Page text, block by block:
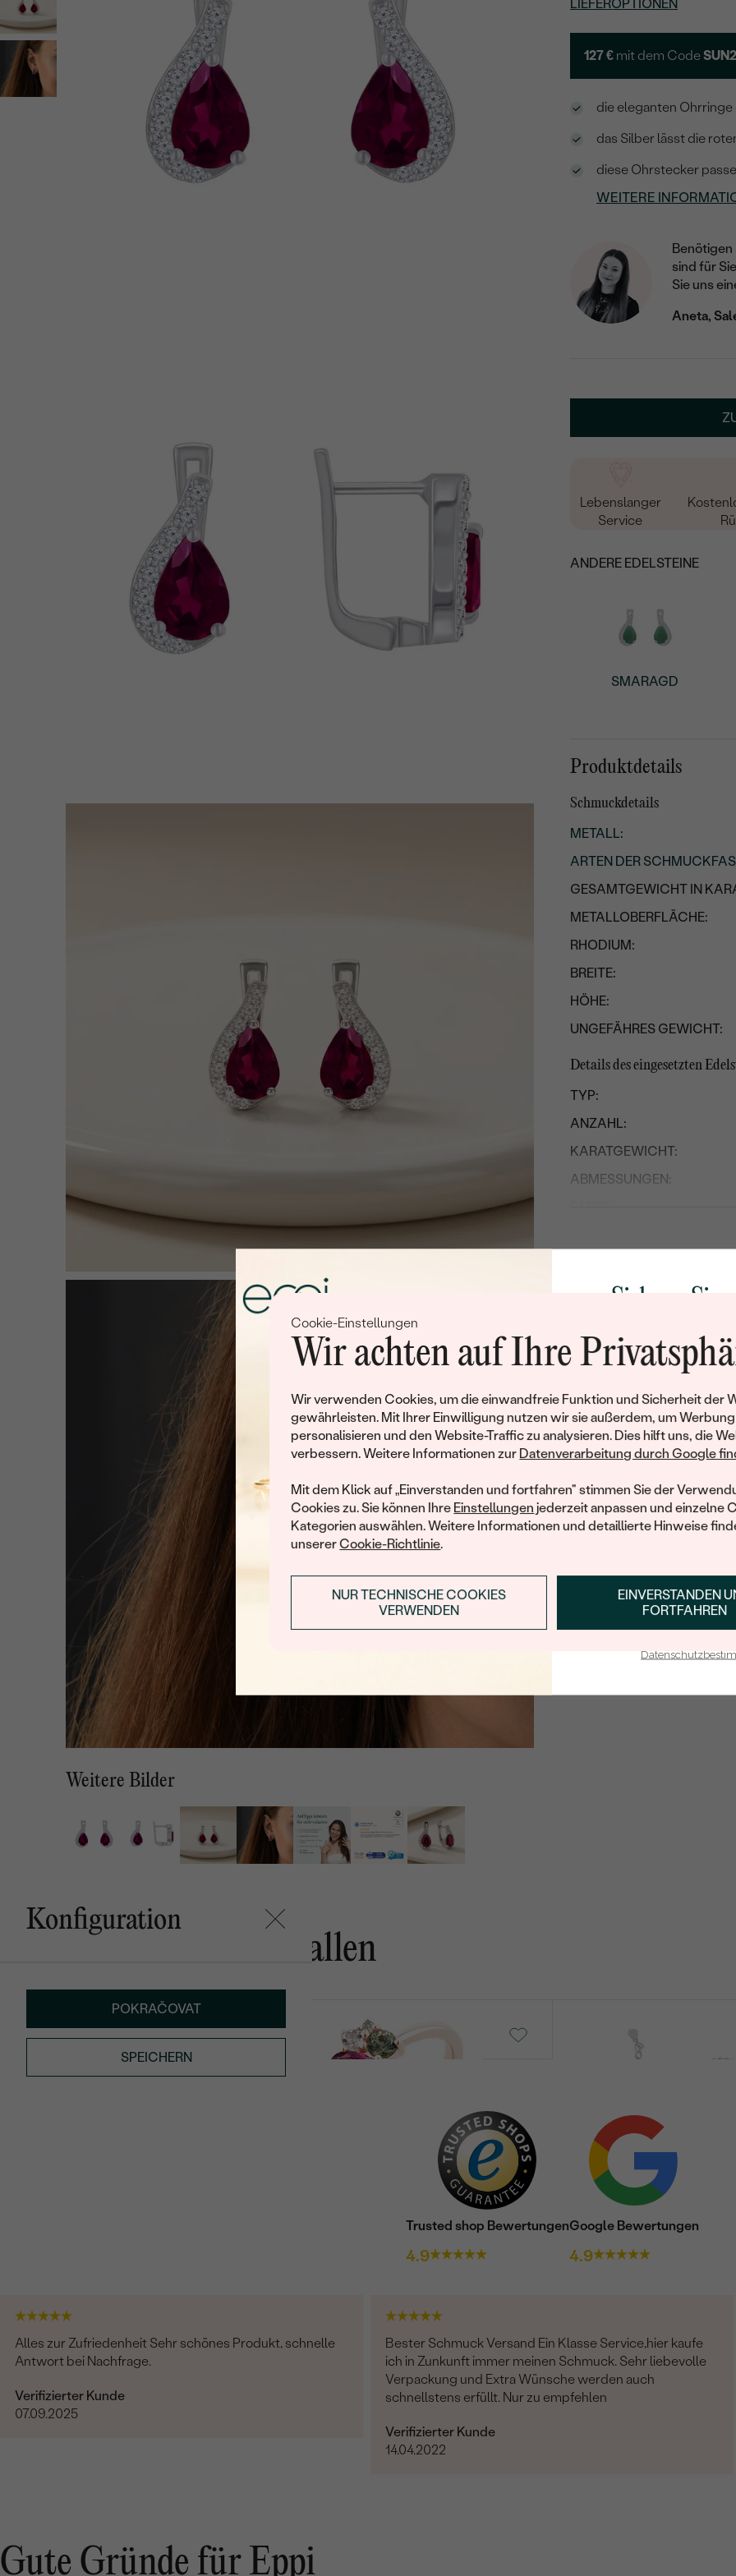
Cookie-Einstellungen
Wir achten auf Ihre
Wir verwenden Cookies, um die einwandfreie Funktion und Sicherheit der
gewährleisten. Mit Ihrer Einwilligung nutzen wir sie außerdem, um Werbung
personalisieren und den Website-Traffic zu analysieren. Dies hilft uns, die
verbessern. Weitere Informationen zur Datenverarbeitung durch Google
Mit dem Klick auf „Einverstanden und fortfahren" stimmen Sie der
Cookies zu. Sie können Ihre Einstellungen jederzeit anpassen und einzelne
Kategorien auswählen. Weitere Informationen und detaillierte Hinweise
unsererCookie-Richtlinie.
EINVERSTANDEN
FORTFAHREN
NUR TECHNISCHE COOKIES
VERWENDEN
Weitere Bilder
LIEFEROPTIONEN
127 € mit dem Code
die eleganten
das Silber lässt die
diese Ohrstecker
WEITERE
Benötigen
sind für
Sie uns
Aneta,
Lebenslanger
Service
ANDERE EDELSTEINE
SMARAGD
Produktdetails
Schmuckdetails
METALL:
ARTEN DER
GESAMTGEWICHT IN
METALLOBERFLÄCHE:
RHODIUM:
BREITE:
HÖHE:
UNGEFÄHRES GEWICHT:
Details des eingesetzten
TYP:
ANZAHL:
KARATGEWICHT:
ABMESSUNGEN:
Konfiguration
POKRAČOVAT
SPEICHERN
Das könnte Ihnen gefallen
€ 249 AUF LAGER von € 819
Trusted shop Bewertungen
4.9
Google Bewertungen
4.9
Alles zur Zufriedenheit Sehr schönes Produkt, schnelle
Antwort bei Nachfrage.
Verifizierter Kunde
07.09.2025
Bester Schmuck Versand Ein Klasse Service,hier kaufe
ich in Zunkunft immer meinen Schmuck. Sehr liebevolle
Verpackung und Extra Wünsche werden auch
schnellstens erfüllt. Nur zu empfehlen
Verifizierter Kunde
14.04.2022
Gute Gründe für Eppi
Sichern Sie
Rabatt auf
Werden Sie Teil
und entdecken Sie die
gefertigten Schmucks
Ihren ersten
ANMELDEN &
E-Mail-Adresse je bei uns in